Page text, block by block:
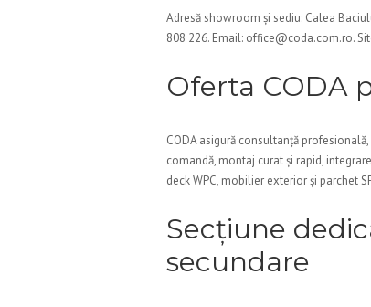
Adresă showroom și sediu: Calea
808 226. Email: office@coda.com.ro.
Oferta CODA
CODA asigură consultanță
comandă, montaj curat și rapid,
deck WPC, mobilier exterior și parchet
Secțiune
secundare